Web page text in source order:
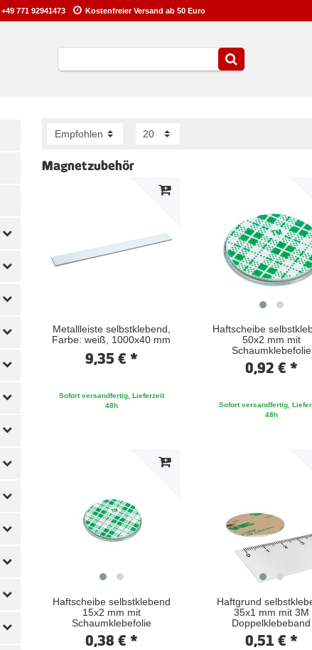
+49 771 92941473 Kostenfreier Versand ab 50 Euro
Magnetzubehör
Metallleiste selbstklebend,
Farbe: weiß, 1000x40 mm
9,35 € *
Sofort versandfertig, Lieferzeit
48h
Haftscheibe
50x2 mm mit
Schaumklebefolie
0,92 € *
Sofort versandfertig,
48h
Haftscheibe selbstklebend
15x2 mm mit
Schaumklebefolie
0,38 € *
Haftgrund
35x1 mm mit 3M
Doppelklebeband
0,51 € *